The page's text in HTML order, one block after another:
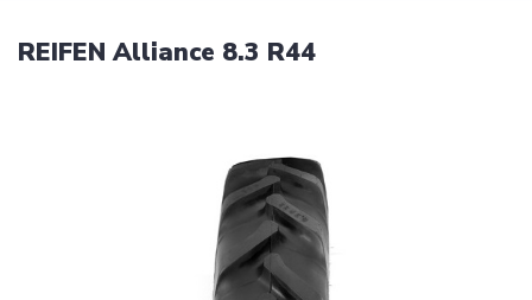
REIFEN Alliance 8.3 R44